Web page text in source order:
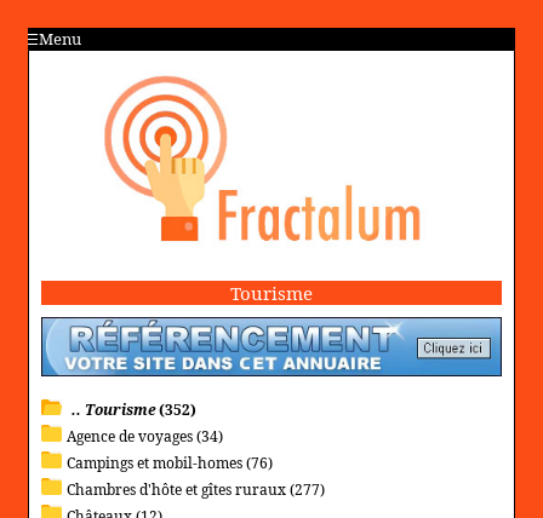
Menu
Tourisme
.. Tourisme(352)
Agence de voyages (34)
Campings et mobil-homes (76)
Chambres d'hôte et gîtes ruraux (277)